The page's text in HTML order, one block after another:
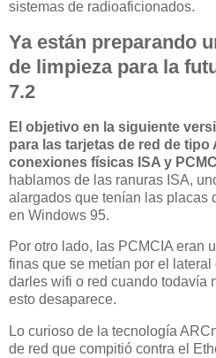
sistemas de radioaficionados.
Ya están preparando
de limpieza para la
7.2
El objetivo en la siguiente
para las tarjetas de red de tipo
conexiones físicas ISA y
hablamos de las ranuras ISA,
alargados que tenían las placas
en Windows 95.
Por otro lado, las PCMCIA eran
finas que se metían por el
darles wifi o red cuando todavía
esto desaparece.
Lo curioso de la tecnología
de red que compitió contra el